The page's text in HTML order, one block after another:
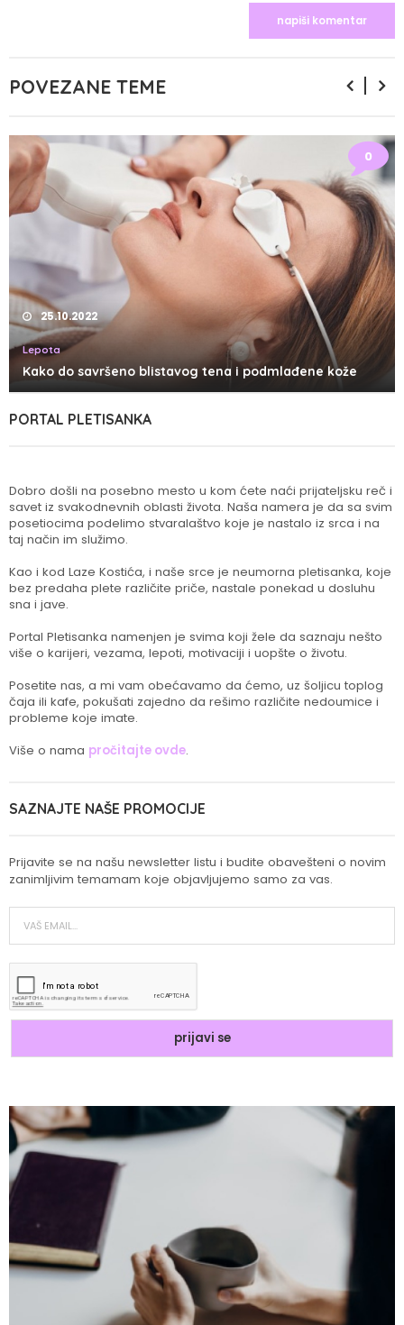
POVEZANE TEME
0
25.10.2022
Lepota
Kako do savršeno blistavog tena i podmlađene kože
PORTAL PLETISANKA
Dobro došli na posebno mesto u kom ćete naći prijateljsku reč i
savet iz svakodnevnih oblasti života. Naša namera je da sa svim
posetiocima podelimo stvaralaštvo koje je nastalo iz srca i na
taj način im služimo.
Kao i kod Laze Kostića, i naše srce je neumorna pletisanka, koje
bez predaha plete različite priče, nastale ponekad u dosluhu
sna i jave.
Portal Pletisanka namenjen je svima koji žele da saznaju nešto
više o karijeri, vezama, lepoti, motivaciji i uopšte o životu.
Posetite nas, a mi vam obećavamo da ćemo, uz šoljicu toplog
čaja ili kafe, pokušati zajedno da rešimo različite nedoumice i
probleme koje imate.
Više o nama pročitajte ovde.
SAZNAJTE NAŠE PROMOCIJE
Prijavite se na našu newsletter listu i budite obavešteni o novim
zanimljivim temamam koje objavljujemo samo za vas.